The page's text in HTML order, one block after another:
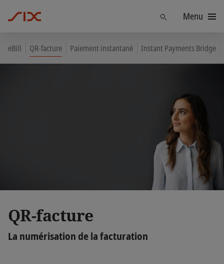
TrouverMenu
eBill QR-facture Paiement instantané Instant Payments Bridge
QR-facture
La numérisation de la facturation